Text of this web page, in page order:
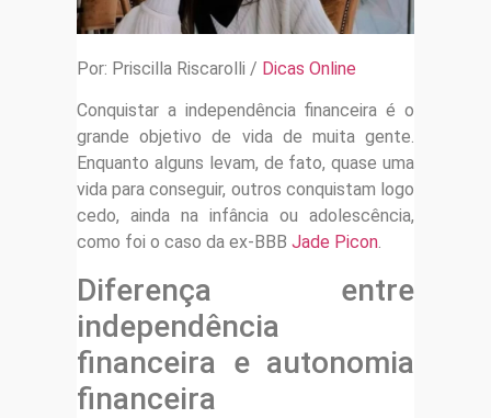
Por: Priscilla Riscarolli / Dicas Online
Conquistar a independência financeira é o
grande objetivo de vida de muita gente.
Enquanto alguns levam, de fato, quase uma
vida para conseguir, outros conquistam logo
cedo, ainda na infância ou adolescência,
como foi o caso da ex-BBB Jade Picon.
Diferença entre
independência
financeira e autonomia
financeira